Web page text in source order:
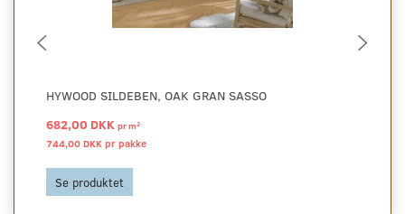
HYWOOD SILDEBEN, OAK GRAN SASSO
682,00 DKK prm2
744,00 DKK pr pakke
Se produktet